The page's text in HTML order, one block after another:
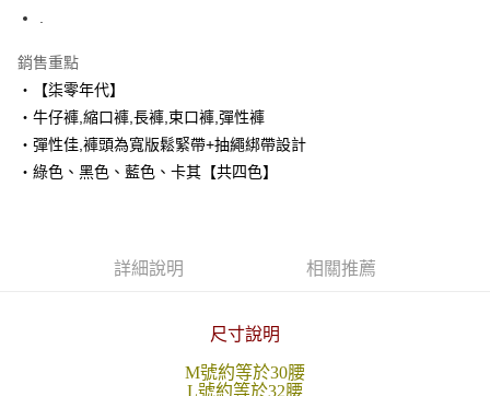
街口支付
悠遊付
Google Pay
AFTEE先享後付
３．安心：先確認商品／服務後，再付款。
【「AFTEE先享後付」結帳流程】
１．於結帳方式選擇「AFTEE先享後付」後，將跳轉至「AFTEE先享後付」
每筆NT$80，滿NT$1,800(含以上)免運費
銷售重點
‧【柒零年代】
‧牛仔褲,縮口褲,長褲,束口褲,彈性褲
‧彈性佳,褲頭為寬版鬆緊帶+抽繩綁帶設計
‧綠色、黑色、藍色、卡其【共四色】
詳細說明 相關推薦
尺寸說明
M號約等於30腰
L號約等於32腰